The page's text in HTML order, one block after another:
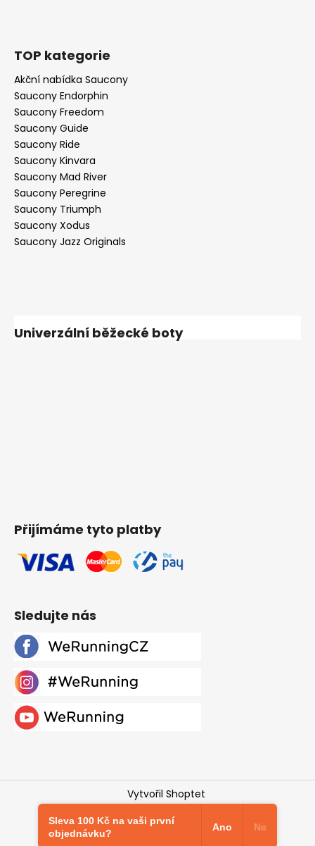
TOP kategorie
Akční nabídka Saucony
Saucony Endorphin
Saucony Freedom
Saucony Guide
Saucony Ride
Saucony Kinvara
Saucony Mad River
Saucony Peregrine
Saucony Triumph
Saucony Xodus
Saucony Jazz Originals
Univerzální běžecké boty
Přijímáme tyto platby
Sledujte nás
Vytvořil Shoptet
Copyright 2026
Werunning.cz
vyhrazena.Upravit nastavení cookies
Sleva 100 Kč na vaši první
objednávku?
Ano Ne